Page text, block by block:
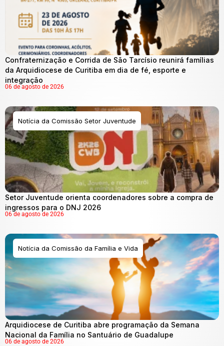
Confraternização e Corrida de São Tarcísio reunirá famílias
da Arquidiocese de Curitiba em dia de fé, esporte e
integração
06 de agosto de 2026
Notícia da Comissão Setor Juventude
Setor Juventude orienta coordenadores sobre a compra de
ingressos para o DNJ 2026
06 de agosto de 2026
Notícia da Comissão da Família e Vida
Arquidiocese de Curitiba abre programação da Semana
Nacional da Família no Santuário de Guadalupe
06 de agosto de 2026